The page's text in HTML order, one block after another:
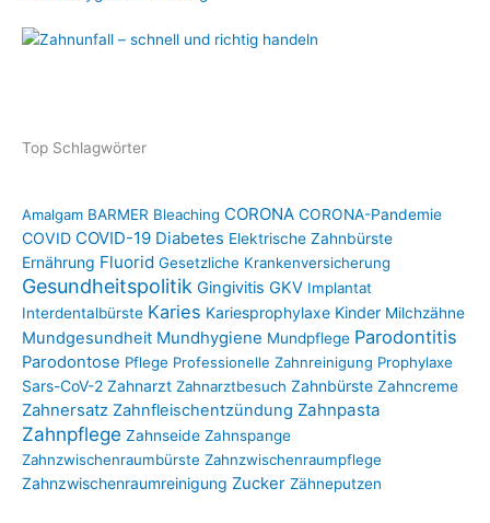
Top Schlagwörter
Amalgam BARMER Bleaching CORONA CORONA-Pandemie
COVID COVID-19 Diabetes Elektrische Zahnbürste
Ernährung Fluorid Gesetzliche Krankenversicherung
Gesundheitspolitik Gingivitis GKV Implantat
Interdentalbürste Karies Kariesprophylaxe Kinder Milchzähne
Mundgesundheit Mundhygiene Mundpflege Parodontitis
Parodontose Pflege Professionelle Zahnreinigung Prophylaxe
Sars-CoV-2 Zahnarzt Zahnarztbesuch Zahnbürste Zahncreme
Zahnersatz Zahnfleischentzündung Zahnpasta
Zahnpflege Zahnseide Zahnspange
Zahnzwischenraumbürste Zahnzwischenraumpflege
Zahnzwischenraumreinigung Zucker Zähneputzen